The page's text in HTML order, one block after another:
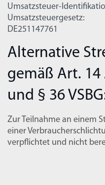
Umsatzsteuer-
Umsatzsteuergesetz:
DE251147761
Alternative
gemäß Art. 14
und § 36
Zur Teilnahme an einem
einer
verpflichtet und nicht